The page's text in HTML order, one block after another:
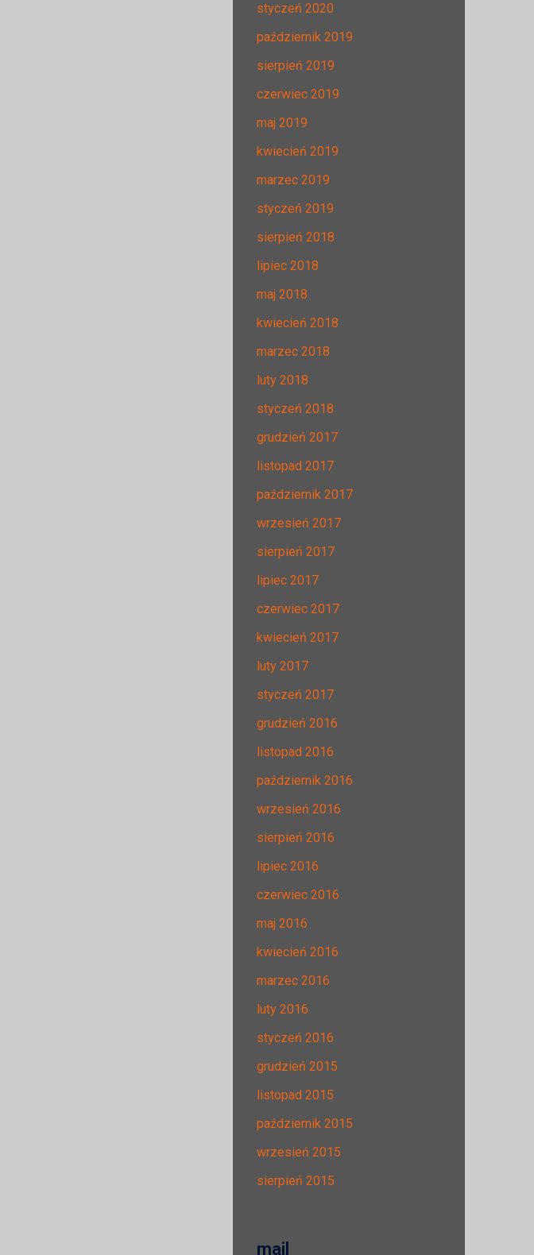
styczeń 2020
październik 2019
sierpień 2019
czerwiec 2019
maj 2019
kwiecień 2019
marzec 2019
styczeń 2019
sierpień 2018
lipiec 2018
maj 2018
kwiecień 2018
marzec 2018
luty 2018
styczeń 2018
grudzień 2017
listopad 2017
październik 2017
wrzesień 2017
sierpień 2017
lipiec 2017
czerwiec 2017
kwiecień 2017
luty 2017
styczeń 2017
grudzień 2016
listopad 2016
październik 2016
wrzesień 2016
sierpień 2016
lipiec 2016
czerwiec 2016
maj 2016
kwiecień 2016
marzec 2016
luty 2016
styczeń 2016
grudzień 2015
listopad 2015
październik 2015
wrzesień 2015
sierpień 2015
mail